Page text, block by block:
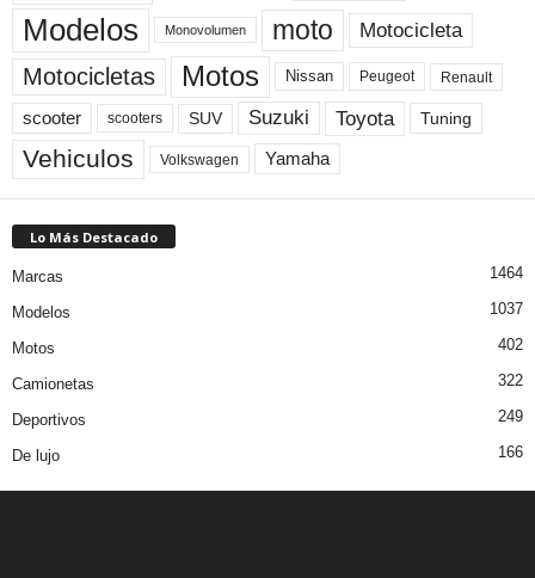
Modelos Monovolumen moto Motocicleta
Motocicletas Motos Nissan Peugeot Renault
scooter scooters SUV Suzuki Toyota Tuning
Vehiculos Volkswagen Yamaha
Lo Más Destacado
Marcas 1464
Modelos 1037
Motos 402
Camionetas 322
Deportivos 249
De lujo 166